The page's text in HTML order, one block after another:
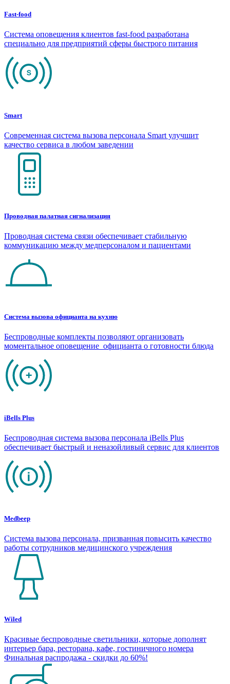
Fast-food
Система оповещения клиентов fast-food разработана
специально для предприятий сферы быстрого питания
Smart
Современная система вызова персонала Smart улучшит
качество сервиса в любом заведении
Проводная палатная сигнализация
Проводная система связи обеспечивает стабильную
коммуникацию между медперсоналом и пациентами
Система вызова официанта на кухню
Беспроводные комплекты позволяют организовать
моментальное оповещение официанта о готовности блюда
iBells Plus
Беспроводная система вызова персонала iBells Plus
обеспечивает быстрый и неназойливый сервис для клиентов
Medbeep
Система вызова персонала, призванная повысить качество
работы сотрудников медицинского учреждения
Wiled
Красивые беспроводные светильники, которые дополнят
интерьер бара, ресторана, кафе, гостиничного номера
Финальная распродажа - скидки до 60%!